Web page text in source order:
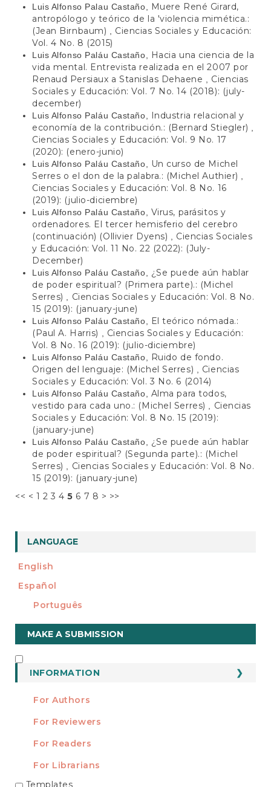
Luis Alfonso Palau Castaño,
Muere René Girard,
antropólogo y teórico de la 'violencia mimética.:
(Jean Birnbaum)
Ciencias Sociales y Educación:
Vol. 4 No. 8 (2015)
Luis Alfonso Paláu Castaño,
Hacia una ciencia de la
vida mental. Entrevista realizada en el 2007 por
Renaud Persiaux a Stanislas Dehaene
Ciencias
Sociales y Educación: Vol. 7 No. 14 (2018): (july-
december)
Luis Alfonso Paláu Castaño,
Industria relacional y
economía de la contribución.: (Bernard Stiegler)
Ciencias Sociales y Educación: Vol. 9 No. 17
(2020): (enero-junio)
Luis Alfonso Paláu Castaño,
Un curso de Michel
Serres o el don de la palabra.: (Michel Authier)
Ciencias Sociales y Educación: Vol. 8 No. 16
(2019): (julio-diciembre)
Luis Alfonso Paláu Castaño, Virus, parásitos y
ordenadores. El tercer hemisferio del cerebro
(continuación) (Ollivier Dyens)
Ciencias Sociales
y Educación: Vol. 11 No. 22 (2022): (July-
December)
Luis Alfonso Paláu Castaño, ¿Se puede aún hablar
de poder espiritual? (Primera parte).: (Michel
Serres)
Ciencias Sociales y Educación: Vol. 8 No.
15 (2019): (january-june)
Luis Alfonso Paláu Castaño,
El teórico nómada.:
(Paul A. Harris)
Ciencias Sociales y Educación:
Vol. 8 No. 16 (2019): (julio-diciembre)
Luis Alfonso Paláu Castaño,
Ruido de fondo.
Origen del lenguaje: (Michel Serres)
Ciencias
Sociales y Educación: Vol. 3 No. 6 (2014)
Luis Alfonso Paláu Castaño, Alma para todos,
vestido para cada uno.: (Michel Serres)
Ciencias
Sociales y Educación: Vol. 8 No. 15 (2019):
(january-june)
Luis Alfonso Paláu Castaño, ¿Se puede aún hablar
de poder espiritual? (Segunda parte).: (Michel
Serres)
Ciencias Sociales y Educación: Vol. 8 No.
15 (2019): (january-june)
<< < 1 2 3 4 5 6 7 8 > >>
LANGUAGE
English
Español
Português
Make
a
Submission
MAKE A SUBMISSION
INFORMATION
For Authors
For Reviewers
For Readers
For Librarians
Templates